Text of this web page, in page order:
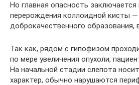
Но главная опасность
перерождения коллоидной кисты —
доброкачественного образования,
Так как, рядом с гипофизом
по мере увеличения опухоли,
На начальной стадии слепота
характер, обычно нарушаются